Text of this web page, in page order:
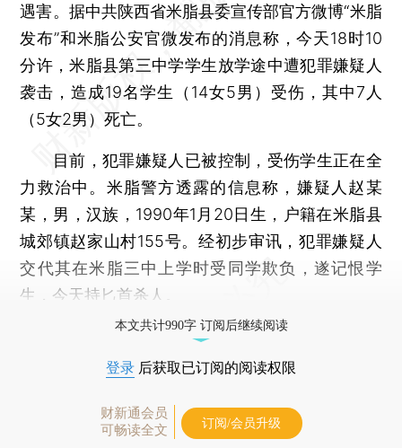
遇害。据中共陕西省米脂县委宣传部官方微博“米脂
发布”和米脂公安官微发布的消息称，今天18时10
分许，米脂县第三中学学生放学途中遭犯罪嫌疑人
袭击，造成19名学生（14女5男）受伤，其中7人
（5女2男）死亡。
目前，犯罪嫌疑人已被控制，受伤学生正在全
力救治中。米脂警方透露的信息称，嫌疑人赵某
某，男，汉族，1990年1月20日生，户籍在米脂县
城郊镇赵家山村155号。经初步审讯，犯罪嫌疑人
交代其在米脂三中上学时受同学欺负，遂记恨学
生，今天持匕首杀人。
本文共计990字 订阅后继续阅读
登录 后获取已订阅的阅读权限
财新通会员
可畅读全文
订阅/会员升级